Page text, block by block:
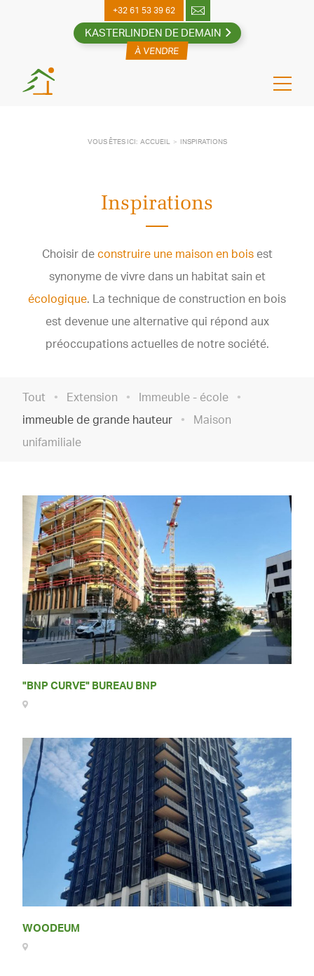
KASTERLINDEN DE DEMAIN
+32 61 53 39 62
VOUS ÊTES ICI: ACCUEIL INSPIRATIONS
Inspirations
Choisir de construire une maison en boisest
synonyme de vivre dans un habitat sain et
écologique. La technique de construction en bois
est devenue une alternative qui répond aux
préoccupations actuelles de notre société.
Tout Extension
Immeuble - école
immeuble de grande hauteur
Maison
unifamiliale
"BNP CURVE" BUREAU BNP
WOODEUM